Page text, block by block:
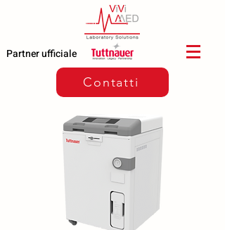
Partner ufficiale
Contatti